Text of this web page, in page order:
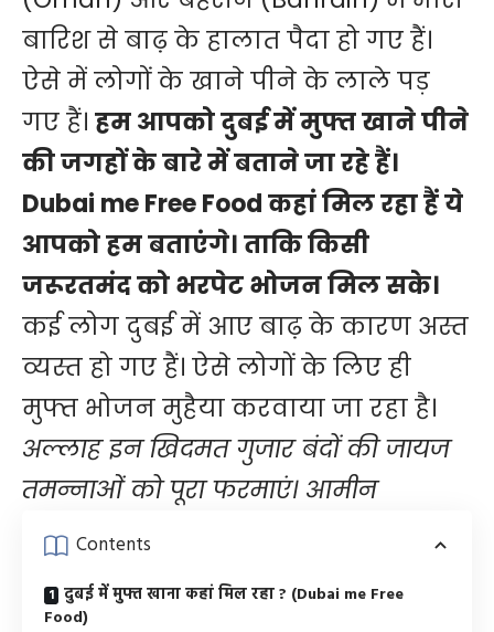
बारिश से बाढ़ के हालात पैदा हो गए हैं।
ऐसे में लोगों के खाने पीने के लाले पड़
गए हैं। हम आपको दुबई में मुफ्त खाने पीने
की जगहों के बारे में बताने जा रहे हैं।
Dubai me Free Food कहां मिल रहा हैं ये
आपको हम बताएंगे। ताकि किसी
जरूरतमंद को भरपेट भोजन मिल सके।
कई लोग दुबई में आए बाढ़ के कारण अस्त
व्यस्त हो गए हैं। ऐसे लोगों के लिए ही
मुफ्त भोजन मुहैया करवाया जा रहा है।
अल्लाह इन खिदमत गुजार बंदों की जायज
तमन्नाओं को पूरा फरमाएं। आमीन
Contents
दुबई में मुफ्त खाना कहां मिल रहा ? (Dubai me Free
Food)